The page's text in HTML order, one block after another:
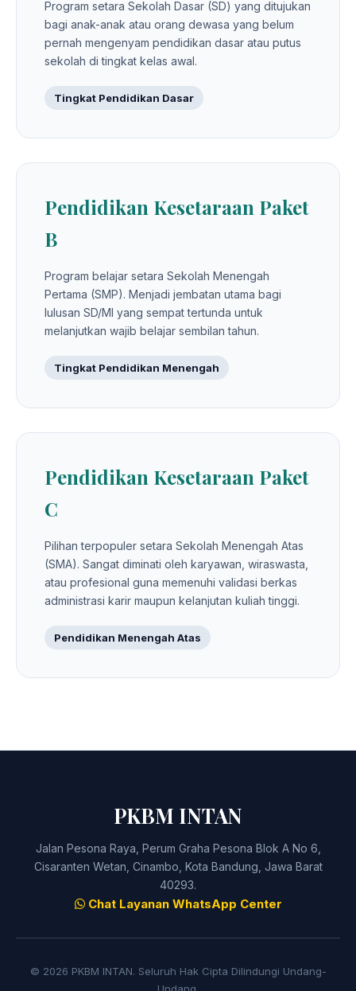
Program setara Sekolah Dasar (SD) yang ditujukan
bagi anak-anak atau orang dewasa yang belum
pernah mengenyam pendidikan dasar atau putus
sekolah di tingkat kelas awal.
Tingkat Pendidikan Dasar
Pendidikan Kesetaraan Paket
B
Program belajar setara Sekolah Menengah
Pertama (SMP). Menjadi jembatan utama bagi
lulusan SD/MI yang sempat tertunda untuk
melanjutkan wajib belajar sembilan tahun.
Tingkat Pendidikan Menengah
Pendidikan Kesetaraan Paket
C
Pilihan terpopuler setara Sekolah Menengah Atas
(SMA). Sangat diminati oleh karyawan, wiraswasta,
atau profesional guna memenuhi validasi berkas
administrasi karir maupun kelanjutan kuliah tinggi.
Pendidikan Menengah Atas
PKBM INTAN
Jalan Pesona Raya, Perum Graha Pesona Blok A No 6,
Cisaranten Wetan, Cinambo, Kota Bandung, Jawa Barat
40293.
Chat Layanan WhatsApp Center
© 2026 PKBM INTAN. Seluruh Hak Cipta Dilindungi Undang-
Undang.